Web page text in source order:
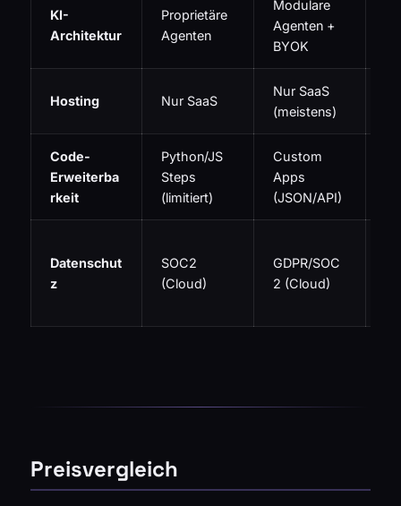
KI-
Architektur
Proprietäre
Agenten
Modulare
Agenten +
BYOK
Hosting Nur SaaS
Nur SaaS
(meistens)
Code-
Erweiterba
rkeit
Python/JS
Steps
(limitiert)
Custom
Apps
(JSON/API)
Datenschut
z
SOC2
(Cloud)
GDPR/SOC
2 (Cloud)
Preisvergleich